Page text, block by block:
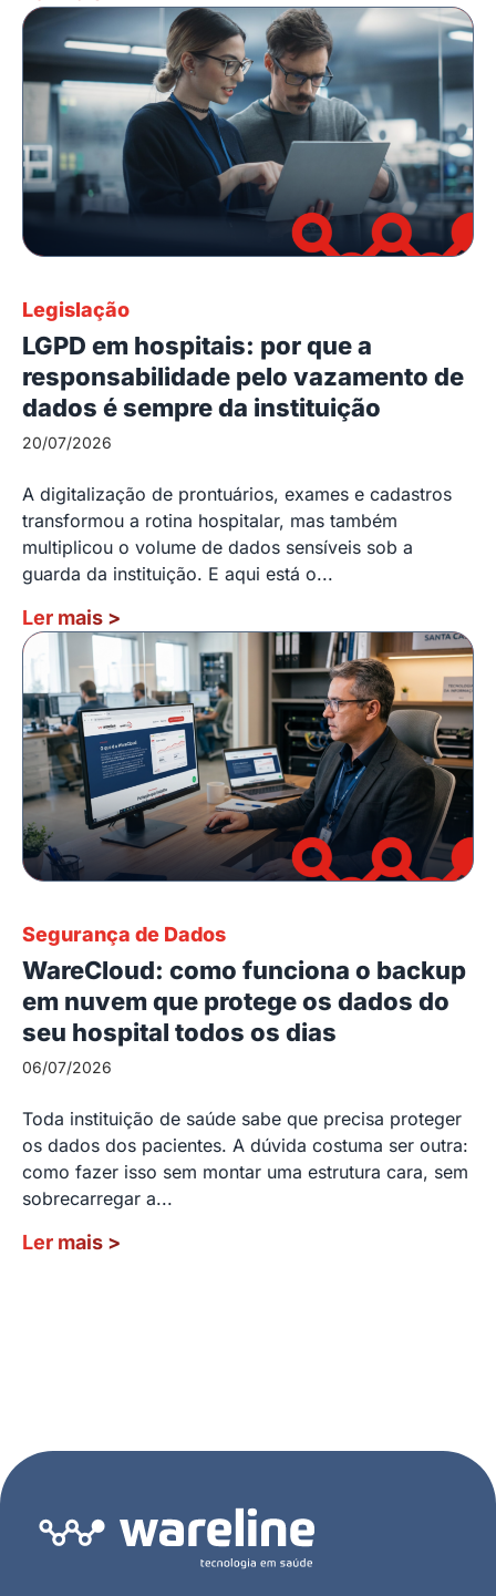
Legislação
LGPD em hospitais: por que a
responsabilidade pelo vazamento de
dados é sempre da instituição
20/07/2026
A digitalização de prontuários, exames e cadastros
transformou a rotina hospitalar, mas também
multiplicou o volume de dados sensíveis sob a
guarda da instituição. E aqui está o...
Ler mais >
Segurança de Dados
WareCloud: como funciona o backup
em nuvem que protege os dados do
seu hospital todos os dias
06/07/2026
Toda instituição de saúde sabe que precisa proteger
os dados dos pacientes. A dúvida costuma ser outra:
como fazer isso sem montar uma estrutura cara, sem
sobrecarregar a...
Ler mais >